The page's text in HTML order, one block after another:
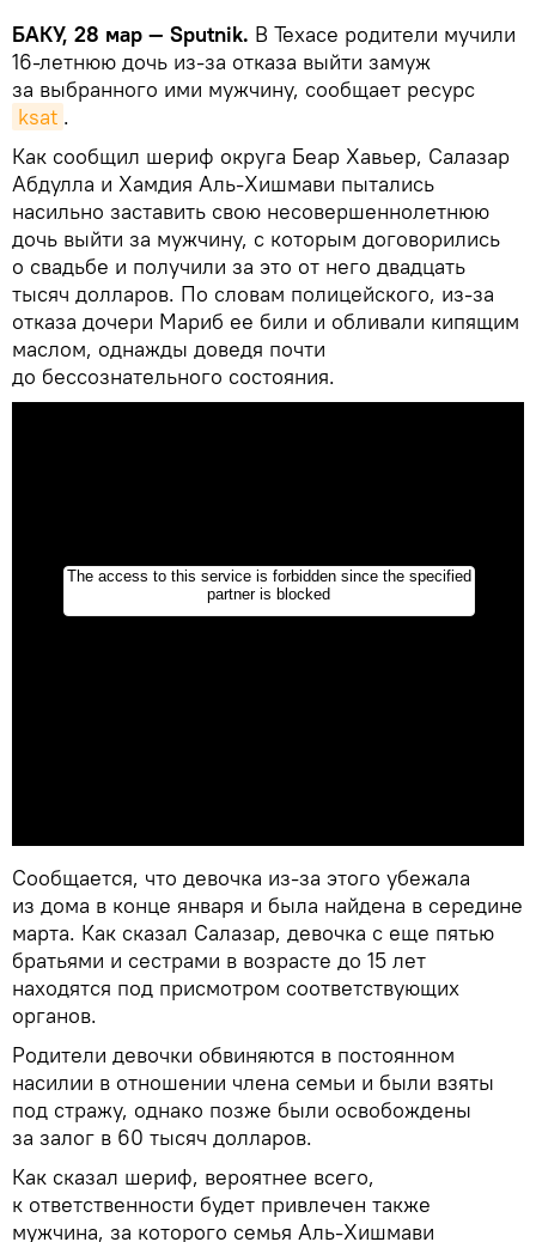
БАКУ, 28 мар — Sputnik. В Техасе родители мучили
16-летнюю дочь из-за отказа выйти замуж
за выбранного ими мужчину, сообщает ресурс
ksat .
Как сообщил шериф округа Беар Хавьер, Салазар
Абдулла и Хамдия Аль-Хишмави пытались
насильно заставить свою несовершеннолетнюю
дочь выйти за мужчину, с которым договорились
о свадьбе и получили за это от него двадцать
тысяч долларов. По словам полицейского, из-за
отказа дочери Мариб ее били и обливали кипящим
маслом, однажды доведя почти
до бессознательного состояния.
Сообщается, что девочка из-за этого убежала
из дома в конце января и была найдена в середине
марта. Как сказал Салазар, девочка с еще пятью
братьями и сестрами в возрасте до 15 лет
находятся под присмотром соответствующих
органов.
Родители девочки обвиняются в постоянном
насилии в отношении члена семьи и были взяты
под стражу, однако позже были освобождены
за залог в 60 тысяч долларов.
Как сказал шериф, вероятнее всего,
к ответственности будет привлечен также
мужчина, за которого семья Аль-Хишмави